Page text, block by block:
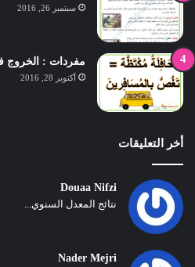
سبتمبر 26, 2016
مفردات : الخروج
أكتوبر 28, 2016
أخر التعليقات
Douaa Nifzi
نتائج المعدل السنوي...
Nader Mejri